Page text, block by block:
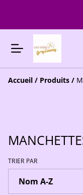
Accueil / Produits /
TRIER PAR